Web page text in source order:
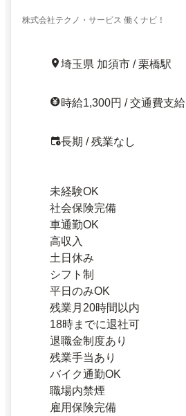
株式会社テクノ・サービス 働くナビ！
埼玉県 加須市 / 栗橋駅
時給1,300円 / 交通費支給
長期 / 残業なし
未経験OK
社会保険完備
車通勤OK
高収入
土日休み
シフト制
平日のみOK
残業月20時間以内
18時までに退社可
退職金制度あり
残業手当あり
バイク通勤OK
職場内禁煙
雇用保険完備